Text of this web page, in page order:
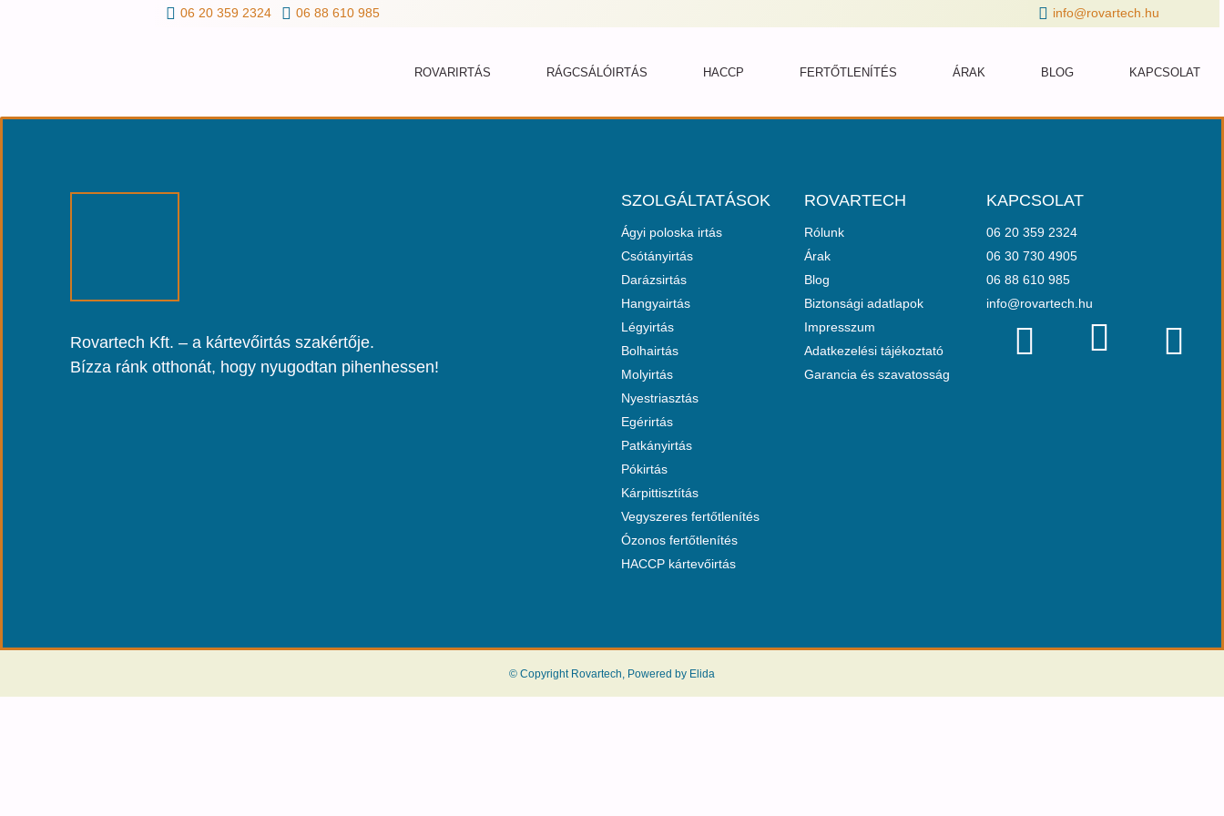
06 20 359 2324 06 88 610 985 info@rovartech.hu
ROVARIRTÁS RÁGCSÁLÓIRTÁS HACCP FERTŐTLENÍTÉS ÁRAK BLOG KAPCSOLAT
Rovartech Kft. – a kártevőirtás szakértője.
Bízza ránk otthonát, hogy nyugodtan pihenhessen!
SZOLGÁLTATÁSOK
Ágyi poloska irtás
Csótányirtás
Darázsirtás
Hangyairtás
Légyirtás
Bolhairtás
Molyirtás
Nyestriasztás
Egérirtás
Patkányirtás
Pókirtás
Kárpittisztítás
Vegyszeres fertőtlenítés
Ózonos fertőtlenítés
HACCP kártevőirtás
ROVARTECH
Rólunk
Árak
Blog
Biztonsági adatlapok
Impresszum
Adatkezelési tájékoztató
Garancia és szavatosság
KAPCSOLAT
06 20 359 2324
06 30 730 4905
06 88 610 985
info@rovartech.hu
© Copyright Rovartech, Powered by Elida